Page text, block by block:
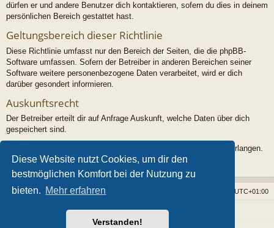
Diese Website nutzt Cookies, um dir den
bestmöglichen Komfort bei der Nutzung zu
bieten. Mehr erfahren
Verstanden!
dürfen er und andere Benutzer dich kontaktieren, sofern du dies in deinem
persönlichen Bereich gestattet hast.
Geltungsbereich dieser Richtlinie
Diese Richtlinie umfasst nur den Bereich der Seiten, die die phpBB-
Software umfassen. Sofern der Betreiber in anderen Bereichen seiner
Software weitere personenbezogene Daten verarbeitet, wird er dich
darüber gesondert informieren.
Auskunftsrecht
Der Betreiber erteilt dir auf Anfrage Auskunft, welche Daten über dich
gespeichert sind.
Du kannst jederzeit die Löschung bzw. Sperrung deiner Daten verlangen.
Kontaktiere hierzu bitte den Betreiber.
Foren-Übersicht UTC+01:00
Powered byphpBB® Forum Software © phpBB Limited
Style vonArty- phpBB 3.3 von MrGaby